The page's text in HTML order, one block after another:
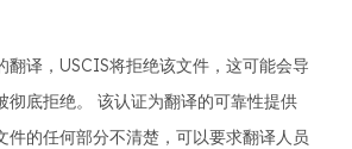
翻译，USCIS将拒绝该文件，这可能会导
彻底拒绝。 该认证为翻译的可靠性提供
件的任何部分不清楚，可以要求翻译人员